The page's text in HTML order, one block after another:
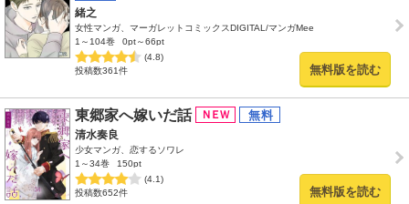
緒之
女性マンガ、マーガレットコミックスDIGITAL/マンガMee
1～104巻
0pt～66pt
(4.8)
投稿数361件
無料版を読む
東郷家へ嫁いだ話
清水奏良
少女マンガ、恋するソワレ
1～34巻
150pt
(4.1)
投稿数652件
無料版を読む